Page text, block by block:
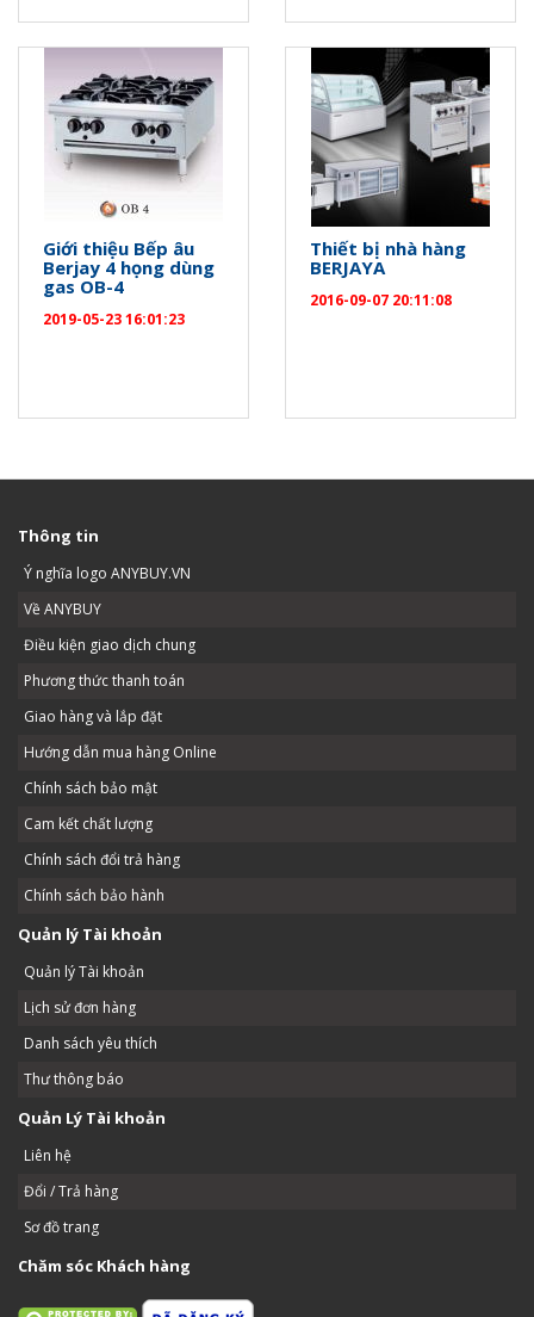
Giới thiệu Bếp âu
Berjay 4 họng dùng
gas OB-4
2019-05-23 16:01:23
Thiết bị nhà hàng
BERJAYA
2016-09-07 20:11:08
Thông tin
Ý nghĩa logo ANYBUY.VN
Về ANYBUY
Điều kiện giao dịch chung
Phương thức thanh toán
Giao hàng và lắp đặt
Hướng dẫn mua hàng Online
Chính sách bảo mật
Cam kết chất lượng
Chính sách đổi trả hàng
Chính sách bảo hành
Quản lý Tài khoản
Quản lý Tài khoản
Lịch sử đơn hàng
Danh sách yêu thích
Thư thông báo
Quản Lý Tài khoản
Liên hệ
Đổi / Trả hàng
Sơ đồ trang
Chăm sóc Khách hàng